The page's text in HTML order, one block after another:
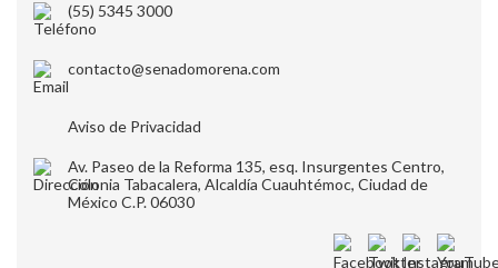
(55) 5345 3000
contacto@senadomorena.com
Aviso de Privacidad
Av. Paseo de la Reforma 135, esq. Insurgentes Centro,
Colonia Tabacalera, Alcaldía Cuauhtémoc, Ciudad de
México C.P. 06030